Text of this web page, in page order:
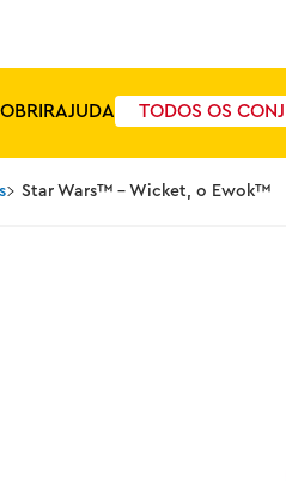
AJUDA TODOS OS
Star Wars™ - Wicket, o Ewok™